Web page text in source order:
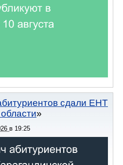
сдали ЕНТ
в 19:25